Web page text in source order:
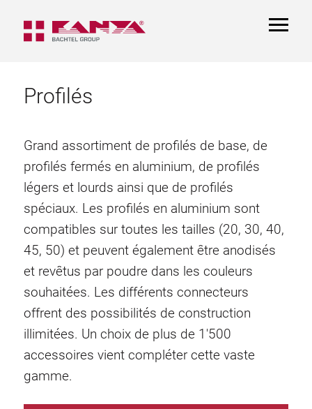
Profilés
Grand assortiment de profilés de base, de
profilés fermés en aluminium, de profilés
légers et lourds ainsi que de profilés
spéciaux. Les profilés en aluminium sont
compatibles sur toutes les tailles (20, 30, 40,
45, 50) et peuvent également être anodisés
et revêtus par poudre dans les couleurs
souhaitées. Les différents connecteurs
offrent des possibilités de construction
illimitées. Un choix de plus de 1'500
accessoires vient compléter cette vaste
gamme.